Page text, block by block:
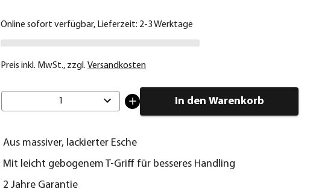
Online sofort verfügbar, Lieferzeit: 2-3 Werktage
Preis inkl. MwSt., zzgl. Versandkosten
1 In den Warenkorb
Aus massiver, lackierter Esche
Mit leicht gebogenem T-Griff für besseres Handling
2 Jahre Garantie